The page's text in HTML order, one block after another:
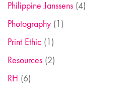
Philippine Janssens (4)
Photography (1)
Print Ethic (1)
Resources (2)
RH (6)